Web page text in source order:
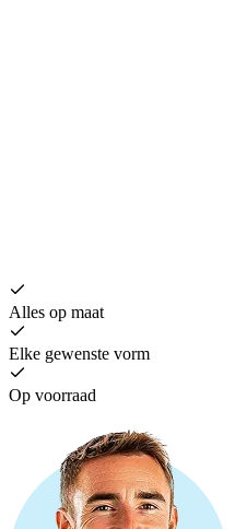
Alles op maat
Elke gewenste vorm
Op voorraad